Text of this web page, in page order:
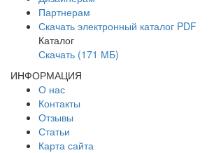
Партнерам
Скачать электронный каталог PDF
Каталог
Скачать (171 МБ)
ИНФОРМАЦИЯ
О нас
Контакты
Отзывы
Статьи
Карта сайта